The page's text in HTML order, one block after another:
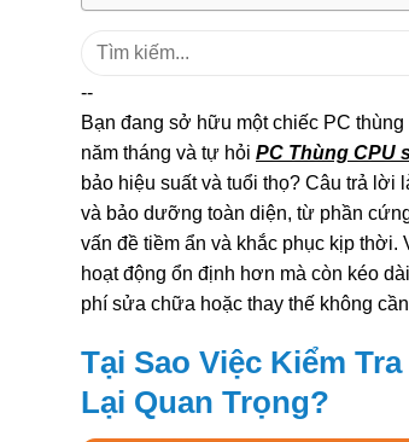
Tìm
--
Bạn đang sở hữu một chiếc PC
năm tháng và tự hỏi PC Thùng CPU
bảo hiệu suất và tuổi thọ? Câu trả lời
và bảo dưỡng toàn diện, từ phần
vấn đề tiềm ẩn và khắc phục kịp thời.
hoạt động ổn định hơn mà còn kéo
phí sửa chữa hoặc thay thế không
Tại Sao Việc Kiểm
Lại Quan Trọng?